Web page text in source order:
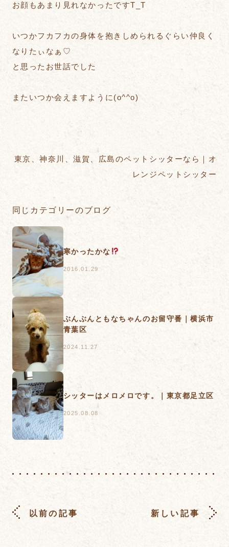
お顔もあまり見れなかったですT_T
いつかフカフカの身体を抱きしめられるぐらい仲良く
なりたぃなぁ♡
と思ったお世話でした
またいつか会えますように(o^^o)
東京、神奈川、滋賀、広島のペットシッターなら｜オ
レンジペットシッター
同じカテゴリーのブログ
寒かったかな
2016.01.29
ぶんぶんともなちゃんのお留守番｜横浜市
青葉区
2024.11.27
シッターはメロメロです。｜東京都足立区
2025.08.08
以前の記事 新しい記事